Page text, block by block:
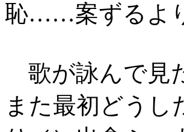
恥……案ずるよ
歌が詠んで見
また最初どうし